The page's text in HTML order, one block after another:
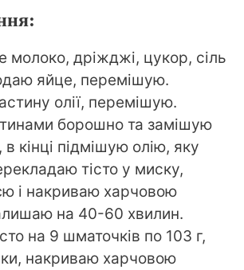
молоко, дріжджі, цукор, сіль
яйце, перемішую.
олії, перемішую.
борошно та замішую
кінці підмішую олію, яку
тісто у миску,
і накриваю харчовою
на 40-60 хвилин.
на 9 шматочків по 103 г,
накриваю харчовою